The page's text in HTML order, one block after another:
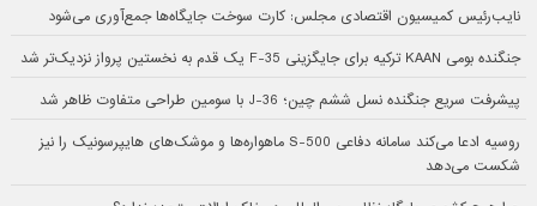
نایب‌رئیس کمیسیون اقتصادی مجلس: کارت سوخت جایگاه‌ها جمع‌آوری می‌شود
جنگنده بومی KAAN ترکیه برای جایگزینی F-35 یک قدم به نخستین پرواز نزدیک‌تر شد
پیشرفت سریع جنگنده نسل ششم چین؛ J-36 با سومین طراحی متفاوت ظاهر شد
روسیه ادعا می‌کند سامانه دفاعی S-500 ماهواره‌ها و موشک‌های هایپرسونیک را نیز
شکست می‌دهد